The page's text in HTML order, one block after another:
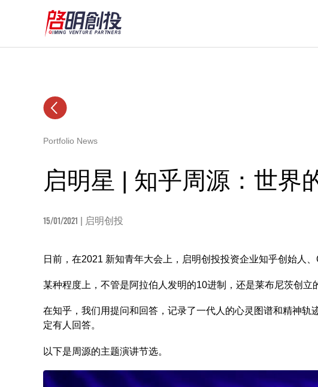
Portfolio News
启明星 | ​知乎周源：世界
15/01/2021 | 启明创投
日前，在2021 新知青年大会上，启明创投投资企业知乎创始人
某种程度上，不管是阿拉伯人发明的10进制，还是莱布尼茨创立
在知乎，我们用提问和回答，记录了一代人的心灵图谱和精神
定有人回答。
以下是周源的主题演讲节选。